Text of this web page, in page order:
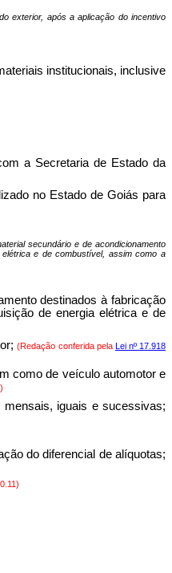
exterior, após a aplicação do incentivo
institucionais, inclusive
a Secretaria de Estado da
no Estado de Goiás para
secundário e de acondicionamento
e de combustível, assim como a
destinados à fabricação
de energia elétrica e de
(Redação conferida pela Lei nº 17.918
como de veículo automotor e
mensais, iguais e sucessivas;
do diferencial de alíquotas;